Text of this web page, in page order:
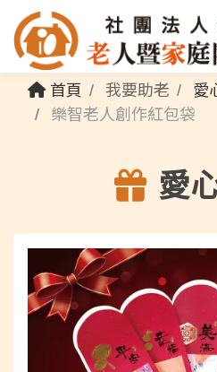
首頁 我要助老
愛
樂智老人創作紅包袋
愛